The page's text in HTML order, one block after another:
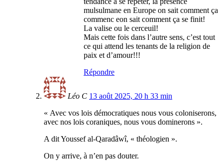
mulsulmane en Europe on sait comment ça
commenc eon sait comment ça se finit!
La valise ou le cerceuil!
Mais cette fois dans l’autre sens, c’est tout
ce qui attend les tenants de la religion de
paix et d’amour!!!
Répondre
Léo C 13 août 2025, 20 h 33 min
« Avec vos lois démocratiques nous vous coloniserons,
avec nos lois coraniques, nous vous dominerons ».
A dit Youssef al-Qaradâwî, « théologien ».
On y arrive, à n’en pas douter.